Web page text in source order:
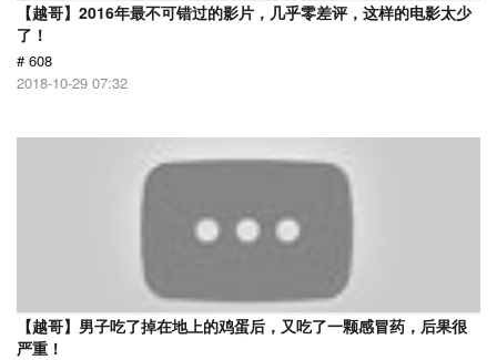
【越哥】2016年最不可错过的影片，几乎零差评，这样的电影太少
了！
# 608
2018-10-29 07:32
【越哥】男子吃了掉在地上的鸡蛋后，又吃了一颗感冒药，后果很
严重！